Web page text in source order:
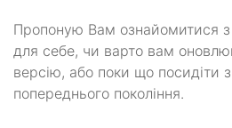
Пропоную Вам ознайомитися з
для себе, чи варто вам
версію, або поки що посидіти
попереднього покоління.